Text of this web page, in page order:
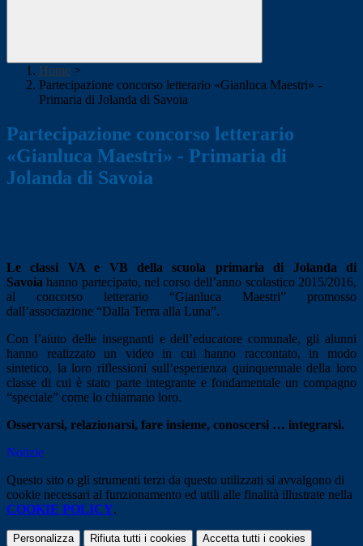
Home >
Partecipazione concorso letterario «Gianluca Maestri» -
Primaria di Jolanda di Savoia
Partecipazione concorso letterario
«Gianluca Maestri» - Primaria di
Jolanda di Savoia
Le classi VA e VB della scuola primaria di Jolanda di
Savoia hanno partecipato, nel corso dell’anno scolastico 2015/2016,
al concorso letterario “Gianluca Maestri” promosso
dall’associazione “Dalla Terra alla Luna”.
Con l’aiuto delle insegnanti e dell’educatore comunale, gli alunni
hanno realizzato un video in cui hanno raccontato, in modo
sintetico, la loro riflessioni sull’esperienza quinquennale della loro
classe di cui è stato parte integrante e fondamentale un compagno
“speciale” come lo chiamano loro.
Osservarsi, relazionarsi, fare insieme, conoscersi … integrarsi.
Notizie
Questo sito o gli strumenti terzi da questo utilizzati si avvalgono di
cookie necessari al funzionamento ed utili alle finalità illustrate nella
COOKIE POLICY.
Personalizza Rifiuta tutti i cookies Accetta tutti i cookies